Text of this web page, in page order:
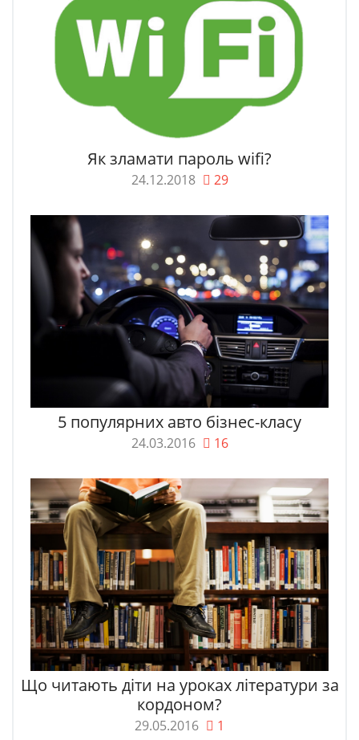
Як зламати пароль wifi?
24.12.2018 29
5 популярних авто бізнес-класу
24.03.2016 16
Що читають діти на уроках літератури за
кордоном?
29.05.2016 1